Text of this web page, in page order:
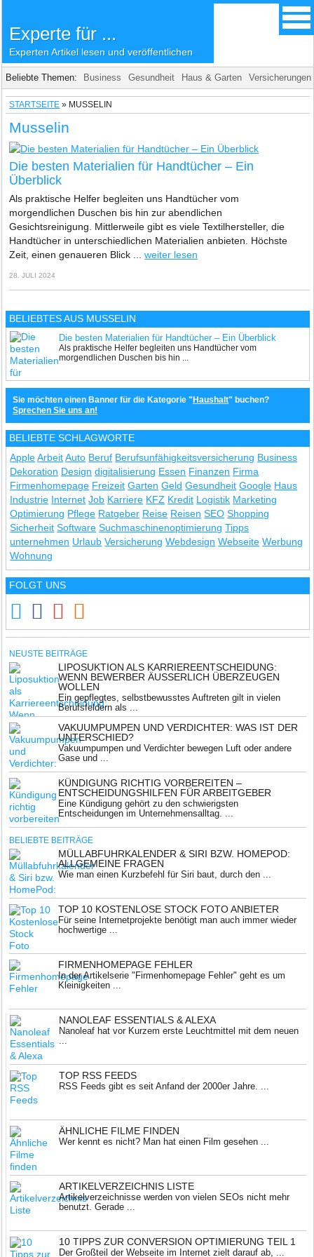
Experte für ...
Experten Artikel lesen und veröffentlichen
Beliebte Themen: Business Gesundheit Haus & Garten Versicherungen
STARTSEITE » MUSSELIN
Musselin
Die besten Materialien für Handtücher – Ein
Überblick
Als praktische Helfer begleiten uns Handtücher vom
morgendlichen Duschen bis hin zur abendlichen
Gesichtsreinigung. Mittlerweile gibt es viele Textilhersteller, die
Handtücher in unterschiedlichen Materialien anbieten. Höchste
Zeit, einen genaueren Blick ...weiter lesen
28. JULI 2024
BELIEBTES AUS MUSSELIN
Die besten Materialien für Handtücher – Ein Überblick
Als praktische Helfer begleiten uns Handtücher vom
morgendlichen Duschen bis hin ...
Sie möchten einen Banner für die Kategorie " Haushalt" buchen?
Sprechen Sie uns an!
BELIEBTE SCHLAGWORTE
Apple Arbeit Auto Beruf Berufsunfähigkeitsversicherung Business
Dekoration Design digitalisierung Essen Finanzen Firma
Firmenhomepage Freizeit Garten Geld Gesundheit Google Haus
Industrie Internet Job Karriere KFZ Kredit Logistik Marketing
Optimierung Pflege Ratgeber Reise Reisen SEO Shopping
Sicherheit Software Suchmaschinenoptimierung Tipps
unternehmen Urlaub Versicherung Webdesign Webseite Werbung
Wohnung
FOLGT UNS
NEUSTE BEITRÄGE
LIPOSUKTION ALS KARRIEREENTSCHEIDUNG:
WENN BEWERBER ÄUSSERLICH ÜBERZEUGEN W
OLLEN
Ein gepflegtes, selbstbewusstes Auftreten gilt in vielen
Berufsfeldern als ...
VAKUUMPUMPEN UND VERDICHTER: WAS IST DER
UNTERSCHIED?
Vakuumpumpen und Verdichter bewegen Luft oder andere
Gase und ...
KÜNDIGUNG RICHTIG VORBEREITEN –
ENTSCHEIDUNGSHILFEN FÜR ARBEITGEBER
Eine Kündigung gehört zu den schwierigsten
Entscheidungen im Unternehmensalltag. ...
BELIEBTE BEITRÄGE
MÜLLABFUHRKALENDER & SIRI BZW. HOMEPOD:
ALLGEMEINE FRAGEN
Wie man einen Kurzbefehl für Siri baut, durch den ...
TOP 10 KOSTENLOSE STOCK FOTO ANBIETER
Für seine Internetprojekte benötigt man auch immer wieder
hochwertige ...
FIRMENHOMEPAGE FEHLER
In der Artikelserie "Firmenhomepage Fehler" geht es um
Kleinigkeiten ...
NANOLEAF ESSENTIALS & ALEXA
Nanoleaf hat vor Kurzem erste Leuchtmittel mit dem neuen
...
TOP RSS FEEDS
RSS Feeds gibt es seit Anfand der 2000er Jahre. ...
ÄHNLICHE FILME FINDEN
Wer kennt es nicht? Man hat einen Film gesehen ...
ARTIKELVERZEICHNIS LISTE
Artikelverzeichnisse werden von vielen SEOs nicht mehr
benutzt. Gerade ...
10 TIPPS ZUR CONVERSION OPTIMIERUNG TEIL 1
Der Großteil der Webseite im Internet zielt darauf ab, ...